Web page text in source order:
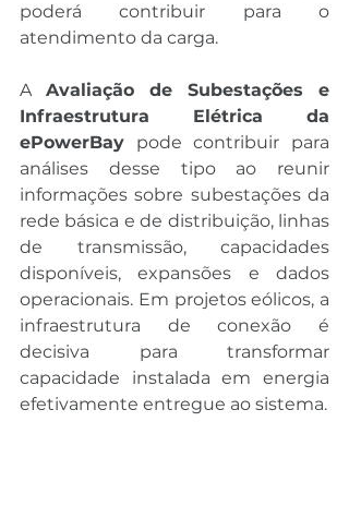
poderá contribuir para o
atendimento da carga.
A Avaliação de Subestações e
Infraestrutura Elétrica da
ePowerBay pode contribuir para
análises desse tipo ao reunir
informações sobre subestações da
rede básica e de distribuição, linhas
de transmissão, capacidades
disponíveis, expansões e dados
operacionais. Em projetos eólicos, a
infraestrutura de conexão é
decisiva para transformar
capacidade instalada em energia
efetivamente entregue ao sistema.